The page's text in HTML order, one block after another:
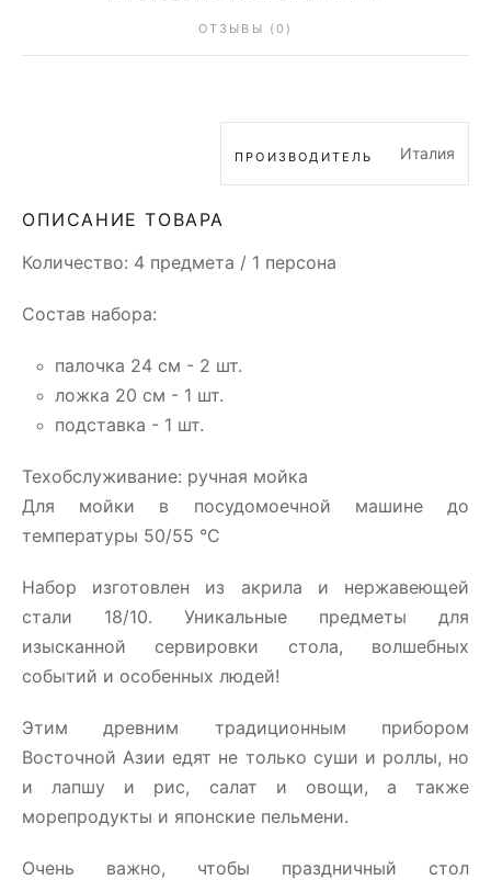
ОТЗЫВЫ (0)
ПРОИЗВОДИТЕЛЬ Италия
ОПИСАНИЕ ТОВАРА
Количество: 4 предмета / 1 персона
Состав набора:
палочка 24 см - 2 шт.
ложка 20 см - 1 шт.
подставка - 1 шт.
Техобслуживание: ручная мойка
Для мойки в посудомоечной машине до
температуры 50/55 °C
Набор изготовлен из акрила и нержавеющей
стали 18/10. Уникальные предметы для
изысканной сервировки стола, волшебных
событий и особенных людей!
Этим древним традиционным прибором
Восточной Азии едят не только суши и роллы, но
и лапшу и рис, салат и овощи, а также
морепродукты и японские пельмени.
Очень важно, чтобы праздничный стол